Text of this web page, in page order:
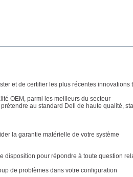
et de certifier les plus récentes
OEM, parmi les meilleurs du secteur
au standard Dell de haute qualité,
la garantie matérielle de votre système
disposition pour répondre à toute question
de problèmes dans votre configuration